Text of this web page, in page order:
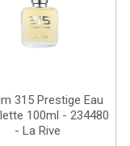
315 Prestige Eau
100ml - 234480
- La Rive